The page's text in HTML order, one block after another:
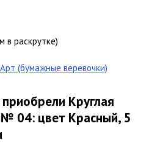
в раскрутке)
(бумажные веревочки)
Круглая
04: цвет Красный, 5